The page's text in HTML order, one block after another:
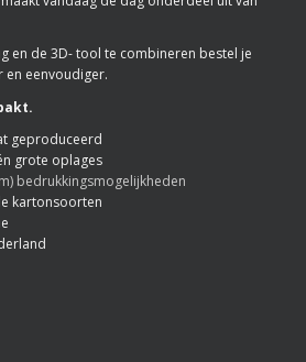
en de 3D- tool te combineren bestel je
en eenvoudiger.
geproduceerd
grote oplages
bedrukkingsmogelijkheden
kartonsoorten